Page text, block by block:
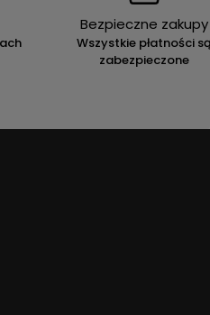
Bezpieczne zakupy
Wszystkie płatności
zabezpieczone